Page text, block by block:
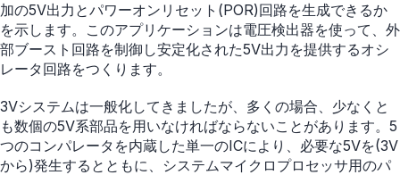
加の5V出力とパワーオンリセット(POR)回路を生成できるか
を示します。このアプリケーションは電圧検出器を使って、外
部ブースト回路を制御し安定化された5V出力を提供するオシ
レータ回路をつくります。
3Vシステムは一般化してきましたが、多くの場合、少なくと
も数個の5V系部品を用いなければならないことがあります。5
つのコンパレータを内蔵した単一のICにより、必要な5Vを(3V
から)発生するとともに、システムマイクロプロセッサ用のパ